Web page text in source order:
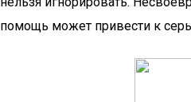
помощь может привести к